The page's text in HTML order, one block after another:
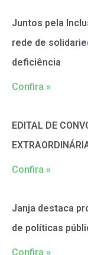
Juntos pela
rede de
deficiência
Confira »
EDITAL DE
Confira »
Janja destaca
de políticas
Confira »